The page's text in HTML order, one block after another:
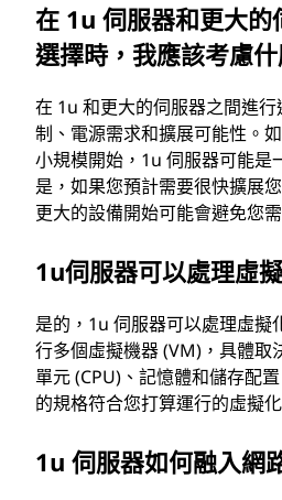
在 1u 伺服器和更大的
選擇時，我應該考慮什
在 1u 和更大的伺服器之間進
制、電源需求和擴展可能性。
小規模開始，1u 伺服器可能是
是，如果您預計需要很快擴展
更大的設備開始可能會避免您
1u伺服器可以處理虛
是的，1u 伺服器可以處理虛擬
行多個虛擬機器 (VM)，具體取
單元 (CPU)、記憶體和儲存配
的規格符合您打算運行的虛擬
1u 伺服器如何融入網